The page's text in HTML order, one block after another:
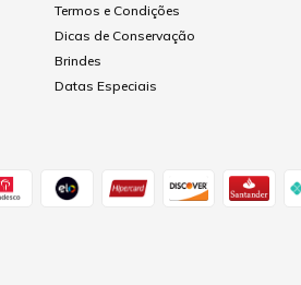
Termos e Condições
Dicas de Conservação
Brindes
Datas Especiais